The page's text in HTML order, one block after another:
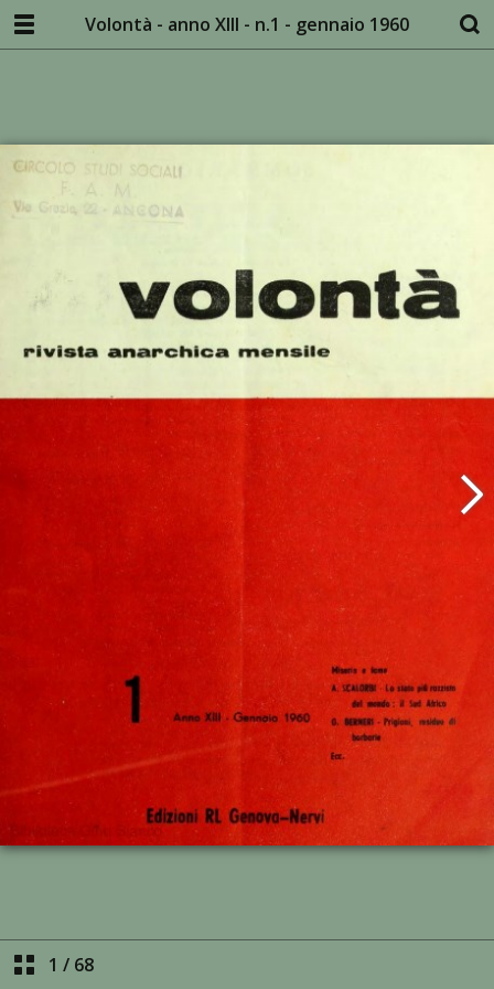
Volontà - anno XIII - n.1 - gennaio 1960
1 / 68